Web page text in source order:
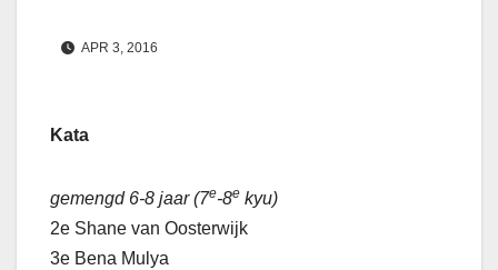
APR 3, 2016
Kata
gemengd 6-8 jaar (7e-8e kyu)
2e Shane van Oosterwijk
3e Bena Mulya